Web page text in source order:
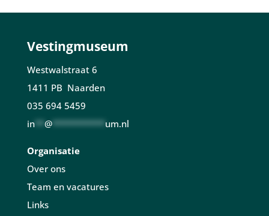
Vestingmuseum
Westwalstraat 6
1411 PB Naarden
035 694 5459
in** @*********** um.nl
Organisatie
Over ons
Team en vacatures
Links